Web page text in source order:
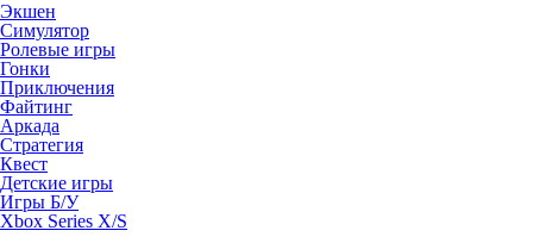
Экшен
Симулятор
Ролевые игры
Гонки
Приключения
Файтинг
Аркада
Стратегия
Квест
Детские игры
Игры Б/У
Xbox Series X/S